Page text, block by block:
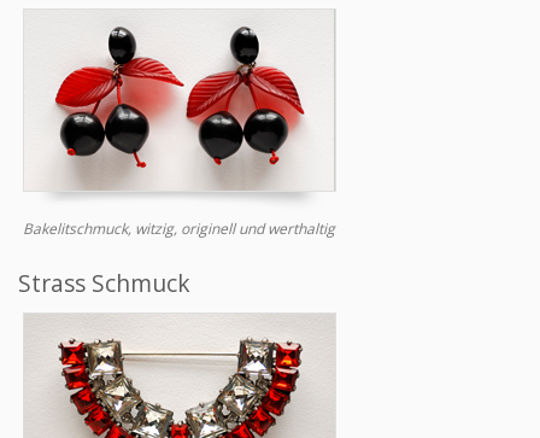
Bakelitschmuck, witzig, originell und werthaltig
Strass Schmuck